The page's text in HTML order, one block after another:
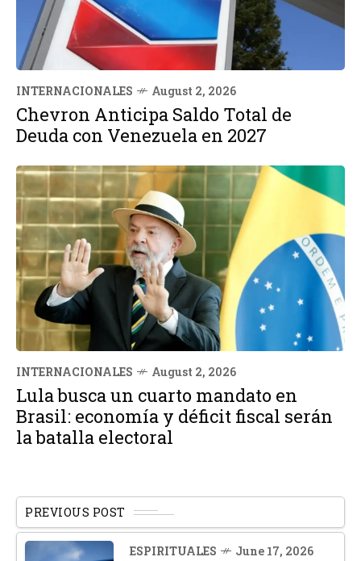
INTERNACIONALES August 2, 2026
Chevron Anticipa Saldo Total de
Deuda con Venezuela en 2027
INTERNACIONALES August 2, 2026
Lula busca un cuarto mandato en
Brasil: economía y déficit fiscal serán
la batalla electoral
PREVIOUS POST
ESPIRITUALES June 17, 2026